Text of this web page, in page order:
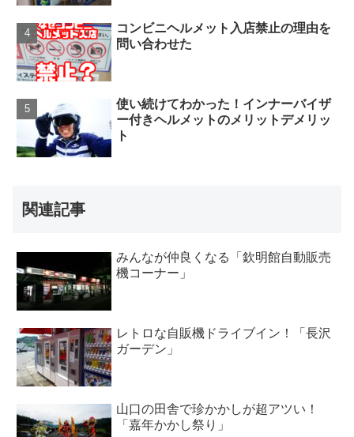
コンビニヘルメット入店禁止の理由を
問い合わせた
使い続けてわかった！インナーバイザ
ー付きヘルメットのメリットデメリッ
ト
関連記事
みんなが仲良くなる「欽明館自動販売
機コーナー」
レトロな自販機ドライブイン！「長沢
ガーデン」
山口の田舎で珍かかしが超アツい！
「嘉年かかし祭り」